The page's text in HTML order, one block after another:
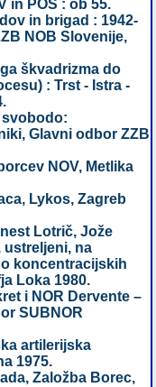
in POS : ob 55.
in brigad : 1942-
NOB Slovenije,
škvadrizma do
: Trst - Istra -
svobodo:
Glavni odbor ZZB
NOV, Metlika
Lykos, Zagreb
Lotrič, Jože
ustreljeni, na
koncentracijskih
Loka 1980.
i NOR Dervente –
SUBNOR
artilerijska
1975.
Založba Borec,